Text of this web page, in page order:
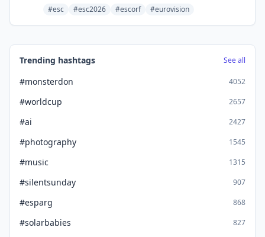
#esc #esc2026 #escorf #eurovision
Trending hashtags See all
#monsterdon 4052
#worldcup 2657
#ai 2427
#photography 1545
#music 1315
#silentsunday 907
#esparg 868
#solarbabies 827